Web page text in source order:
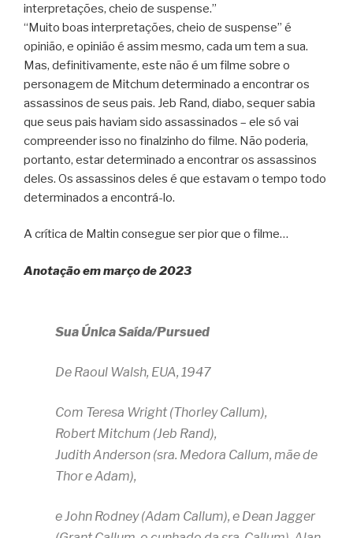
interpretações, cheio de suspense.”
“Muito boas interpretações, cheio de suspense” é
opinião, e opinião é assim mesmo, cada um tem a sua.
Mas, definitivamente, este não é um filme sobre o
personagem de Mitchum determinado a encontrar os
assassinos de seus pais. Jeb Rand, diabo, sequer sabia
que seus pais haviam sido assassinados – ele só vai
compreender isso no finalzinho do filme. Não poderia,
portanto, estar determinado a encontrar os assassinos
deles. Os assassinos deles é que estavam o tempo todo
determinados a encontrá-lo.
A crítica de Maltin consegue ser pior que o filme…
Anotação em março de 2023
Sua Única Saída/Pursued
De Raoul Walsh, EUA, 1947
Com Teresa Wright (Thorley Callum),
Robert Mitchum (Jeb Rand),
Judith Anderson (sra. Medora Callum, mãe de
Thor e Adam),
e John Rodney (Adam Callum), e Dean Jagger